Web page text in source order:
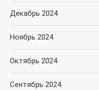
Декабрь 2024
Ноябрь 2024
Октябрь 2024
Сентябрь 2024